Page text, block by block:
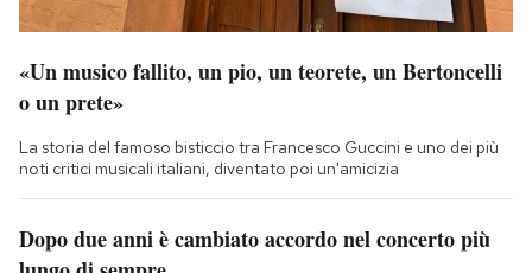
«Un musico fallito, un pio, un teorete, un Bertoncelli
o un prete»
La storia del famoso bisticcio tra Francesco Guccini e uno dei più
noti critici musicali italiani, diventato poi un'amicizia
Dopo due anni è cambiato accordo nel concerto più